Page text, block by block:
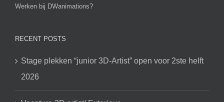
Werken bij DWanimations?
RECENT POSTS
Stage plekken “junior 3D-Artist” open voor 2ste helft
2026